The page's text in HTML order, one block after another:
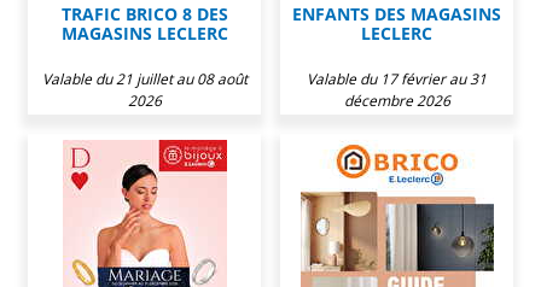
TRAFIC BRICO 8 DES
MAGASINS LECLERC
Valable du 21 juillet au 08 août
2026
ENFANTS DES MAGASINS
LECLERC
Valable du 17 février au 31
décembre 2026